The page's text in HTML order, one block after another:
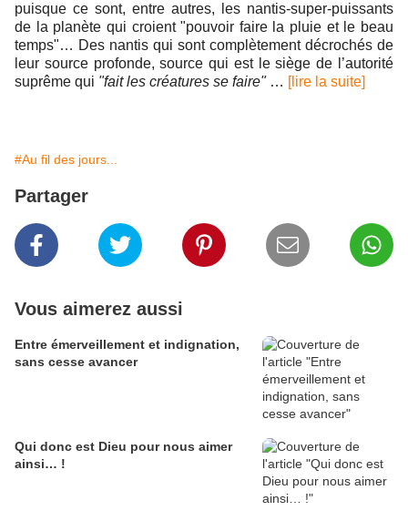
puisque ce sont, entre autres, les nantis-super-puissants
de la planète qui croient "pouvoir faire la pluie et le beau
temps"… Des nantis qui sont complètement décrochés de
leur source profonde, source qui est le siège de l’autorité
suprême qui "fait les créatures se faire" … [lire la suite]
#Au fil des jours...
Partager
Vous aimerez aussi
Entre émerveillement et indignation,
sans cesse avancer
Qui donc est Dieu pour nous aimer
ainsi… !